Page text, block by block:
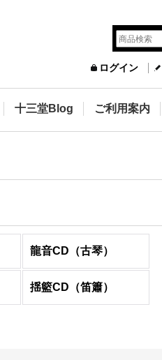
ログイン
十三堂Blog ご利用案内
龍音CD（古琴）
揺籃CD（笛簫）